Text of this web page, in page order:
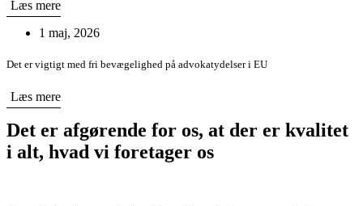
Læs mere
1 maj, 2026
Det er vigtigt med fri bevægelighed på advokatydelser i EU
Læs mere
Det er afgørende for os, at der er kvalitet
i alt, hvad vi foretager os